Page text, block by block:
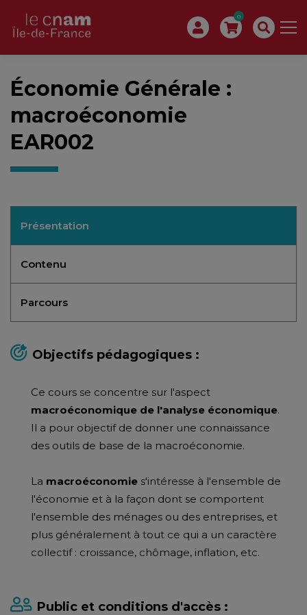
0
Économie Générale :
macroéconomie
EAR002
Présentation
Contenu
Parcours
Objectifs pédagogiques :
Ce cours se concentre sur l'aspect
macroéconomique de l'analyse économique.
Il a pour objectif de donner une connaissance
des outils de base de la macroéconomie.
La macroéconomie s'intéresse à l'ensemble de
l'économie et à la façon dont se comportent
l'ensemble des ménages ou des entreprises, et
plus généralement à tout ce qui a un caractère
collectif : croissance, chômage, inflation, etc.
Public et conditions d'accès :